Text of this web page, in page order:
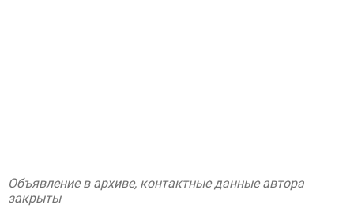
Объявление в архиве, контактные данные автора
закрыты